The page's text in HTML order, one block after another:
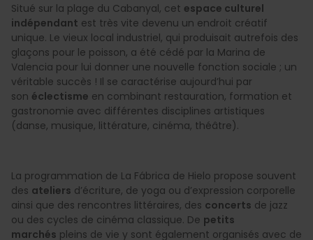
Situé sur la plage du Cabanyal, cet espace culturel
indépendant est très vite devenu un endroit créatif
unique. Le vieux local industriel, qui produisait autrefois des
glaçons pour le poisson, a été cédé par la Marina de
Valencia pour lui donner une nouvelle fonction sociale ; un
véritable succès ! Il se caractérise aujourd’hui par
son éclectisme en combinant restauration, formation et
gastronomie avec différentes disciplines artistiques
(danse, musique, littérature, cinéma, théâtre).
La programmation de La Fábrica de Hielo propose souvent
des ateliers d’écriture, de yoga ou d’expression corporelle
ainsi que des rencontres littéraires, des concerts de jazz
ou des cycles de cinéma classique. De petits
marchés pleins de vie y sont également organisés avec de